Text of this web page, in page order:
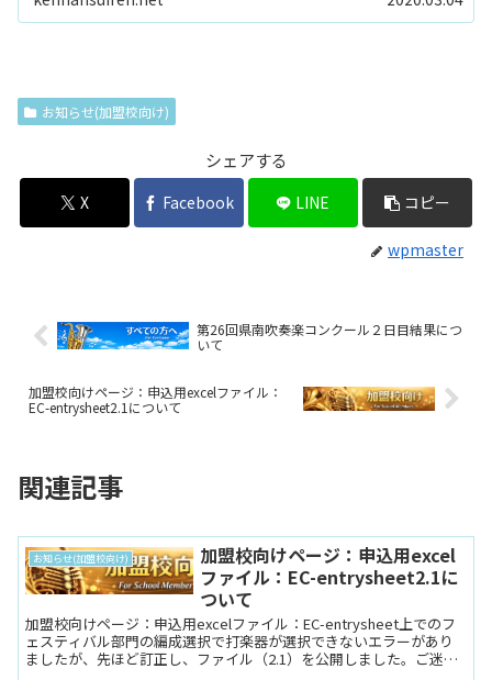
お知らせ(加盟校向け)
シェアする
X Facebook LINE コピー
wpmaster
第26回県南吹奏楽コンクール２日目結果につ
いて
加盟校向けページ：申込用excelファイル：
EC-entrysheet2.1について
関連記事
お知らせ(加盟校向け)
加盟校向けページ：申込用excel
ファイル：EC-entrysheet2.1に
ついて
加盟校向けページ：申込用excelファイル：EC-entrysheet上でのフ
ェスティバル部門の編成選択で打楽器が選択できないエラーがあり
ましたが、先ほど訂正し、ファイル（2.1）を公開しました。ご迷惑